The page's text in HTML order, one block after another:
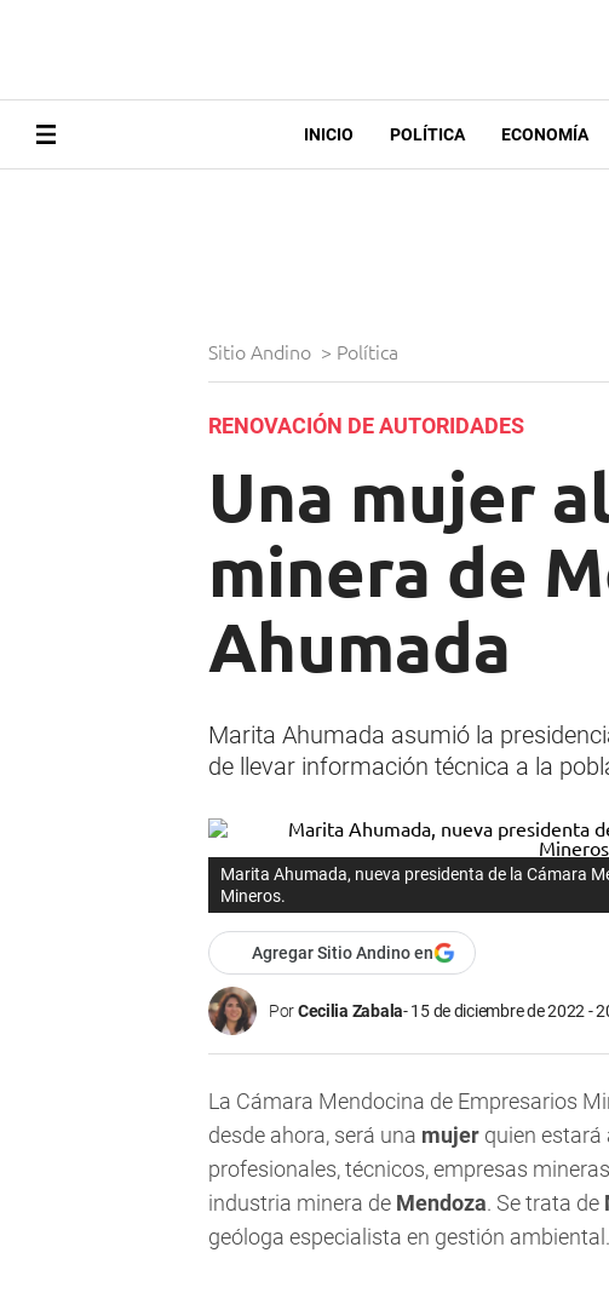
INICIO POLÍTICA ECONOMÍA
Sitio Andino > Política
RENOVACIÓN DE AUTORIDADES
Una mujer
minera de
Ahumada
Marita Ahumada asumió la
de llevar información técnica a la
Marita Ahumada, nueva presidenta de la Cámara
Mineros.
Agregar Sitio Andino en
PorCecilia Zabala 15 de diciembre de 2022 -
La Cámara Mendocina de Empresarios
desde ahora, será una mujer quien estará
profesionales, técnicos, empresas
industria minera de Mendoza. Se trata de
geóloga especialista en gestión ambiental.